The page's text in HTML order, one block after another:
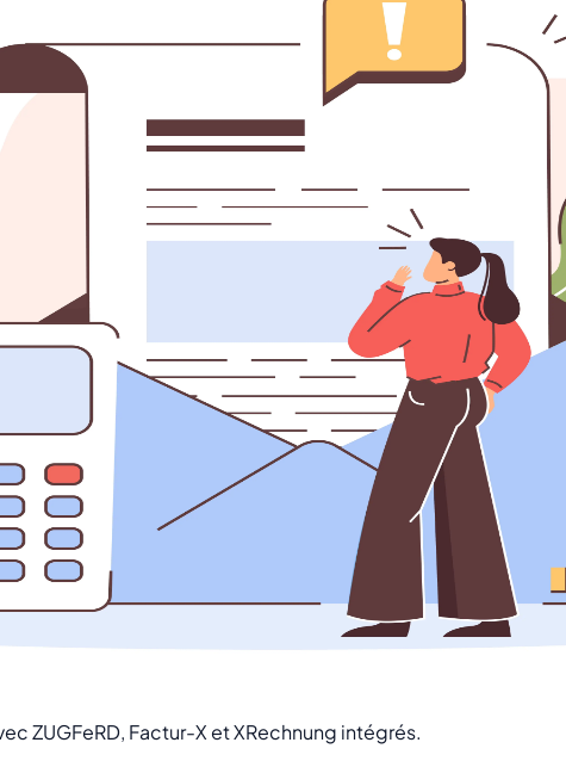
ZUGFeRD, Factur-X et XRechnung intégrés.